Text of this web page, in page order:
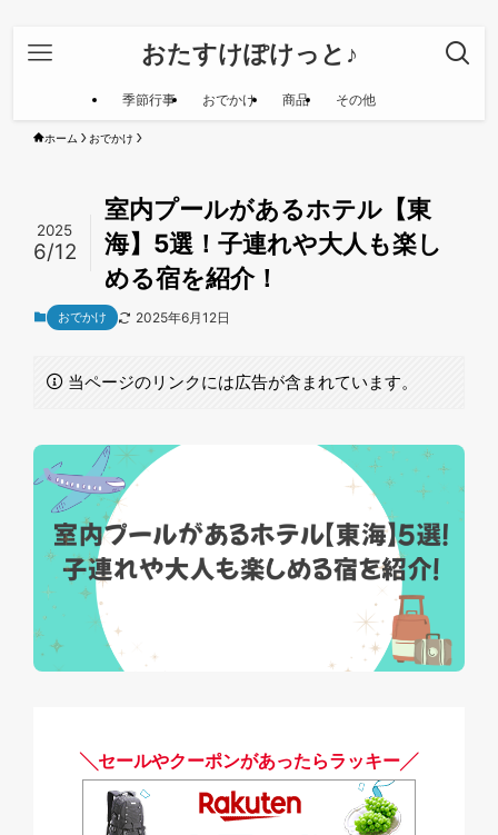
おたすけぽけっと♪
季節行事 おでかけ 商品 その他
ホーム おでかけ
室内プールがあるホテル【東
海】5選！子連れや大人も楽し
める宿を紹介！
2025
6/12
おでかけ 2025年6月12日
当ページのリンクには広告が含まれています。
╲セールやクーポンがあったらラッキー╱